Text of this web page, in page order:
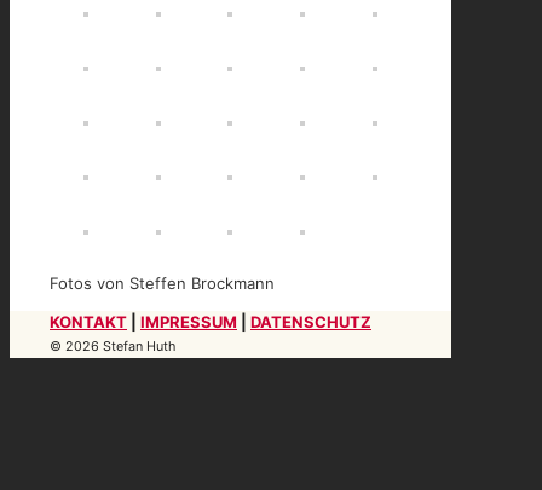
Fotos von Steffen Brockmann
KONTAKT
IMPRESSUM DATENSCHUTZ
© 2026 Stefan Huth